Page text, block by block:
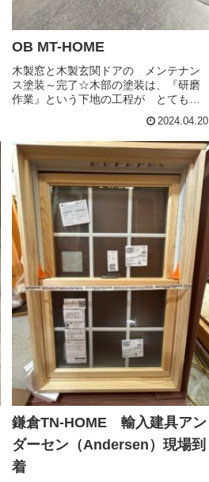
OB MT-HOME
木製窓と木製玄関ドアの メンテナン
ス塗装～完了☆木部の塗装は、『研磨
作業』という下地の工程が とても重
要なポイント。表面を削って、木の素
地を整えると、新しい塗料がキレイに
深く入り、経年で乾燥した木部を、し
っかりとまた 保護してくれます。こ
の...
2024.04.20
鎌倉TN-HOME 輸入建具アン
ダーセン（Andersen）現場到
着